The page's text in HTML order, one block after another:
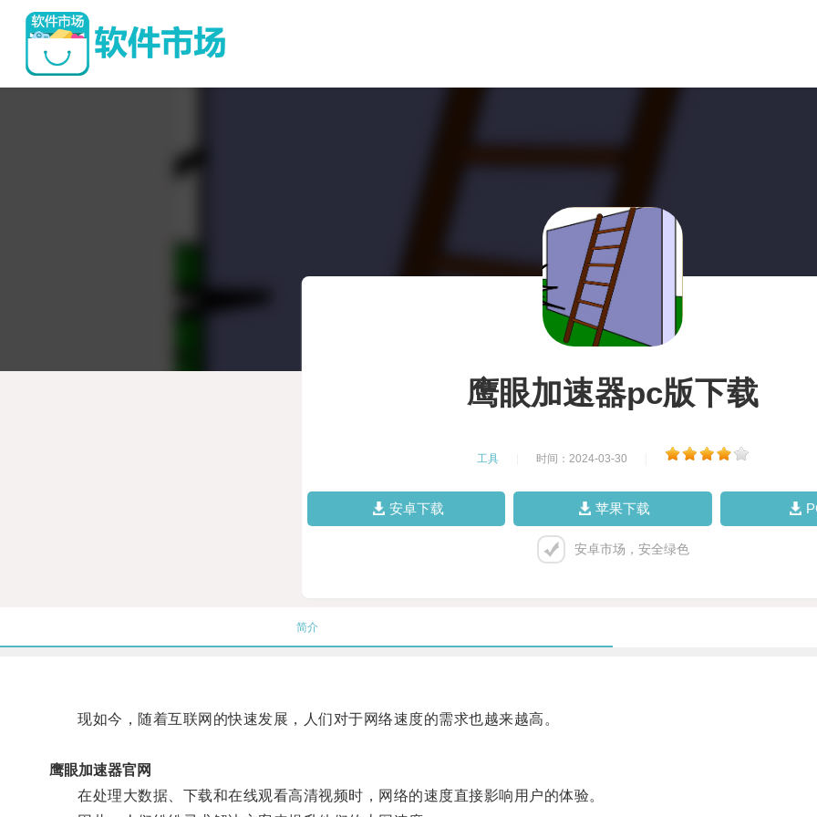
鹰眼加速器pc版下载
工具 时间：2024-03-30
安卓下载 苹果下载
安卓市场，安全绿色
简介
现如今，随着互联网的快速发展，人们对于网络速度的需求也越来越高。
鹰眼加速器官网
在处理大数据、下载和在线观看高清视频时，网络的速度直接影响用户的体验。